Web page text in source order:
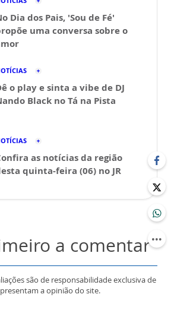
Dia dos Pais, 'Sou de Fé'
uma conversa sobre o
o play e sinta a vibe de DJ
Black no Tá na Pista
as notícias da região
quinta-feira (06) no JR
a comentar
são de responsabilidade exclusiva de
a opinião do site.